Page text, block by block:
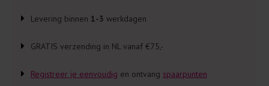
Levering binnen 1-3 werkdagen
GRATIS verzending in NL vanaf €75,-
Registreer je eenvoudig en ontvang spaarpunten